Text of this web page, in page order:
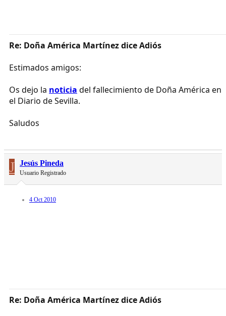
Re: Doña América Martínez dice Adiós
Estimados amigos:
Os dejo la noticia del fallecimiento de Doña América en
el Diario de Sevilla.
Saludos
J Jesús Pineda
Usuario Registrado
4 Oct 2010
Re: Doña América Martínez dice Adiós